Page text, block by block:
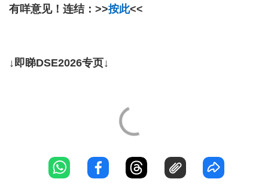
有咩意见！连结：>>按此<<
↓即睇DSE2026专页↓